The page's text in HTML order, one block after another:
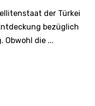
der Türkei
bezüglich
Obwohl die ...